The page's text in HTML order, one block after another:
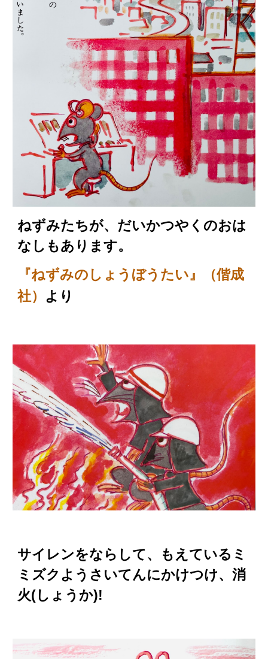
ねずみたちが、だいかつやくのおは
なしもあります。
『ねずみのしょうぼうたい』（偕成
社） より
サイレンをならして、もえているミ
ミズクようさいてんにかけつけ、消
火(しょうか)!